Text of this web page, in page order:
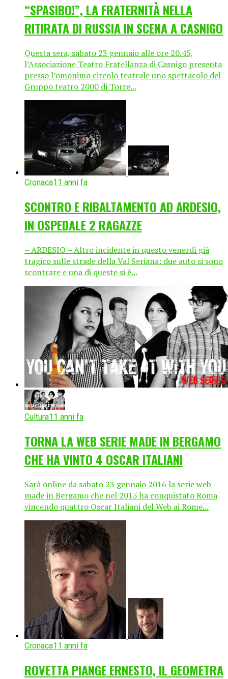
“SPASIBO!”, LA FRATERNITÀ NELLA
RITIRATA DI RUSSIA IN SCENA A CASNIGO
Questa sera, sabato 23 gennaio alle ore 20.45,
l’Associazione Teatro Fratellanza di Casnigo presenta
presso l’omonimo circolo teatrale uno spettacolo del
Gruppo teatro 2000 di Torre...
Cronaca11 anni fa
SCONTRO E RIBALTAMENTO AD ARDESIO,
IN OSPEDALE 2 RAGAZZE
– ARDESIO – Altro incidente in questo venerdì già
tragico sulle strade della Val Seriana: due auto si sono
scontrare e una di queste si è...
Cultura11 anni fa
TORNA LA WEB SERIE MADE IN BERGAMO
CHE HA VINTO 4 OSCAR ITALIANI
Sarà online da sabato 23 gennaio 2016 la serie web
made in Bergamo che nel 2015 ha conquistato Roma
vincendo quattro Oscar Italiani del Web ai Rome...
Cronaca11 anni fa
ROVETTA PIANGE ERNESTO, IL GEOMETRA